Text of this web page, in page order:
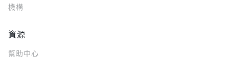
機構
資源
幫助中心